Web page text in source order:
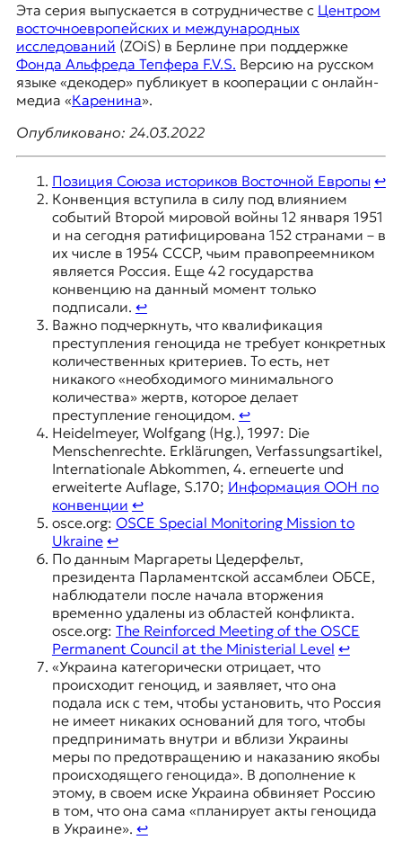
Эта серия выпускается в сотрудничестве с Центром
восточноевропейских и международных
исследований (ZOiS) в Берлине при поддержке
Фонда Альфреда Тепфера F.V.S. Версию на русском
языке «декодер» публикует в кооперации с онлайн-
медиа «Каренина».
Oпубликовано: 24.03.2022
Позиция Союза историков Восточной Европы ↩︎
Конвенция вступила в силу под влиянием
событий Второй мировой войны 12 января 1951
и на сегодня ратифицирована 152 странами – в
их числе в 1954 СССР, чьим правопреемником
является Россия. Еще 42 государства
конвенцию на данный момент только
подписали. ↩︎
Важно подчеркнуть, что квалификация
преступления геноцида не требует конкретных
количественных критериев. То есть, нет
никакого «необходимого минимального
количества» жертв, которое делает
преступление геноцидом. ↩︎
Heidelmeyer, Wolfgang (Hg.), 1997: Die
Menschenrechte. Erklärungen, Verfassungsartikel,
Internationale Abkommen, 4. erneuerte und
erweiterte Auflage, S.170; Информация ООН по
конвенции ↩︎
osce.org: OSCE Special Monitoring Mission to
Ukraine ↩︎
По данным Маргареты Цедерфельт,
президента Парламентской ассамблеи ОБСЕ,
наблюдатели после начала вторжения
временно удалены из областей конфликта.
osce.org: The Reinforced Meeting of the OSCE
Permanent Council at the Ministerial Level ↩︎
«Украина категорически отрицает, что
происходит геноцид, и заявляет, что она
подала иск с тем, чтобы установить, что Россия
не имеет никаких оснований для того, чтобы
предпринимать внутри и вблизи Украины
меры по предотвращению и наказанию якобы
происходящего геноцида». В дополнение к
этому, в своем иске Украина обвиняет Россию
в том, что она сама «планирует акты геноцида
в Украине». ↩︎